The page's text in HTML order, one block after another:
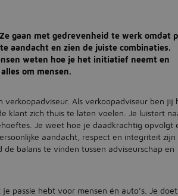
gaan met gedrevenheid te werk omdat
aandacht en zien de juiste combinaties.
weten hoe je het initiatief neemt en
om mensen.
verkoopadviseur. Als verkoopadviseur ben jij
klant zich thuis te laten voelen. Je luistert
Je weet hoe je daadkrachtig opvolgt
aandacht, respect en integriteit zijn
balans te vinden tussen adviseurschap en
passie hebt voor mensen én auto’s. Je